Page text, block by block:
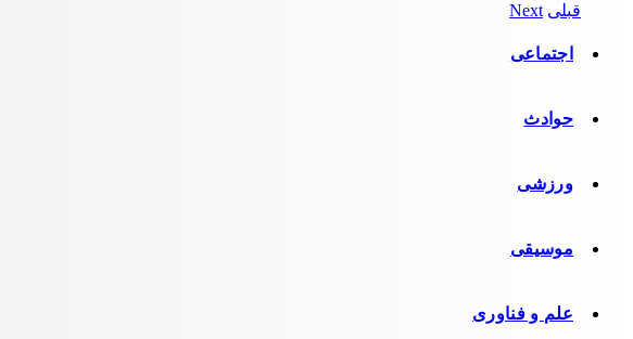
قبلی Next
اجتماعی
حوادث
ورزشی
موسیقی
علم و فناوری